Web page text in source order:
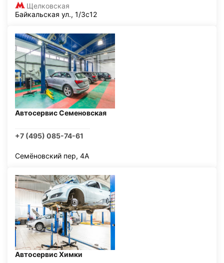
Щелковская
Байкальская ул., 1/3с12
Автосервис Семеновская
+7 (495) 085-74-61
Семёновский пер, 4А
Автосервис Химки